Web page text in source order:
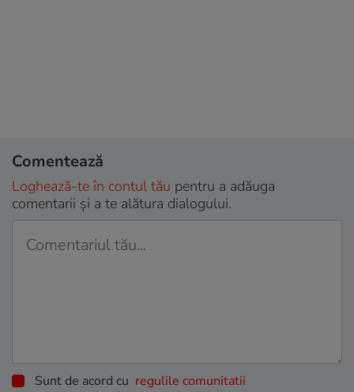
Comentează
Loghează-te în contul tău pentru a adăuga
comentarii și a te alătura dialogului.
Sunt de acord cu regulile comunitatii